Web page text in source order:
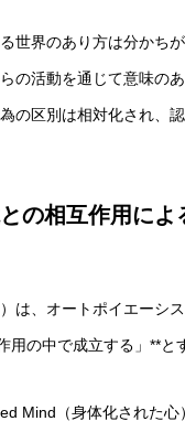
世界のあり方は分かち
の活動を通じて意味の
の区別は相対化され、
の相互作用によ
は、オートポイエーシ
用の中で成立する」**
Mind（身体化された